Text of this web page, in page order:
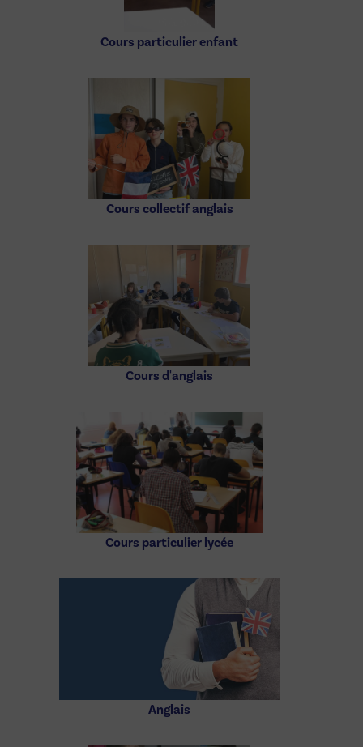
Cours particulier enfant
Cours collectif anglais
Cours d'anglais
Cours particulier lycée
Anglais